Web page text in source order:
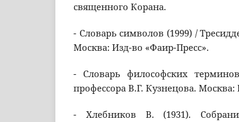
священного Корана.
- Словарь символов (1999) /
Москва: Изд-во «Фаир-Пресс».
- Словарь философских
профессора В.Г. Кузнецова.
- Хлебников В. (1931).